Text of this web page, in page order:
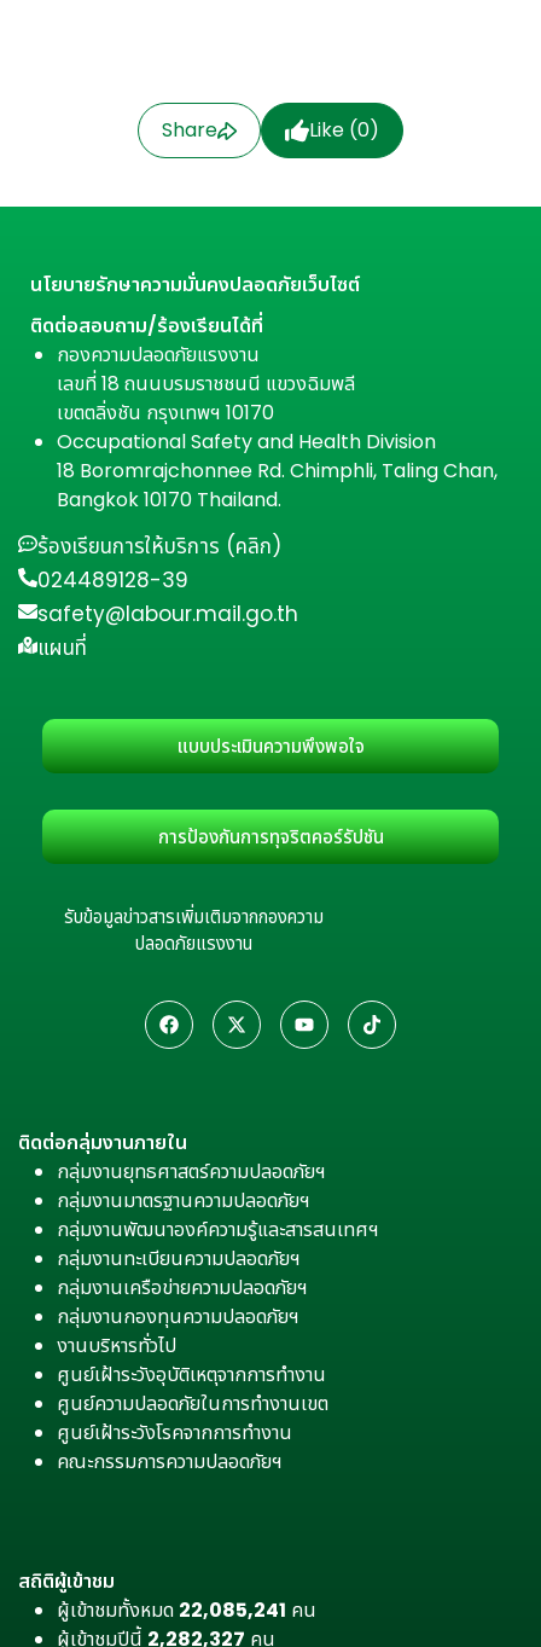
Share Like (0)
นโยบายรักษาความมั่นคงปลอดภัยเว็บไซต์
ติดต่อสอบถาม/ร้องเรียนได้ที่
กองความปลอดภัยแรงงาน
เลขที่ 18 ถนนบรมราชชนนี แขวงฉิมพลี
เขตตลิ่งชัน กรุงเทพฯ 10170
Occupational Safety and Health Division
18 Boromrajchonnee Rd. Chimphli, Taling Chan,
Bangkok 10170 Thailand.
ร้องเรียนการให้บริการ (คลิก)
024489128-39
safety@labour.mail.go.th
แผนที่
แบบประเมินความพึงพอใจ
การป้องกันการทุจริตคอร์รัปชัน
รับข้อมูลข่าวสารเพิ่มเติมจากกองความ
ปลอดภัยแรงงาน
ติดต่อกลุ่มงานภายใน
กลุ่มงานยุทธศาสตร์ความปลอดภัยฯ
กลุ่มงานมาตรฐานความปลอดภัยฯ
กลุ่มงานพัฒนาองค์ความรู้และสารสนเทศฯ
กลุ่มงานทะเบียนความปลอดภัยฯ
กลุ่มงานเครือข่ายความปลอดภัยฯ
กลุ่มงานกองทุนความปลอดภัยฯ
งานบริหารทั่วไป
ศูนย์เฝ้าระวังอุบัติเหตุจากการทำงาน
ศูนย์ความปลอดภัยในการทำงานเขต
ศูนย์เฝ้าระวังโรคจากการทำงาน
คณะกรรมการความปลอดภัยฯ
สถิติผู้เข้าชม
ผู้เข้าชมทั้งหมด 22,085,241 คน
ผู้เข้าชมปีนี้ 2,282,327 คน